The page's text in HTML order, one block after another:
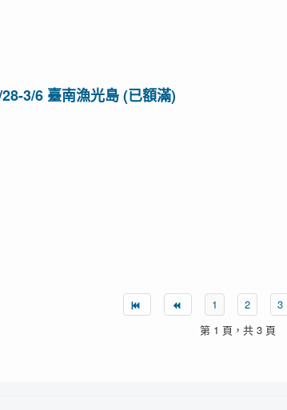
3/6 臺南漁光島 (已額滿)
1 2
3
第 1 頁，共 3 頁